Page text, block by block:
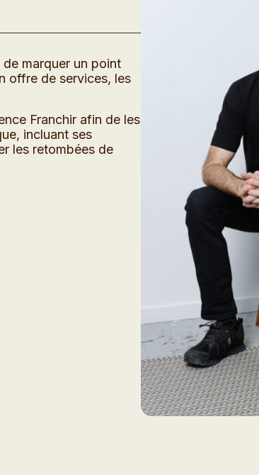
marquer un point
offre de services, les
Franchir afin de les
incluant ses
les retombées de